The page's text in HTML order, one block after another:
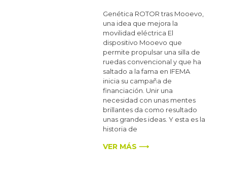
Genética ROTOR tras Mooevo,
una idea que mejora la
movilidad eléctrica El
dispositivo Mooevo que
permite propulsar una silla de
ruedas convencional y que ha
saltado a la fama en IFEMA
inicia su campaña de
financiación. Unir una
necesidad con unas mentes
brillantes da como resultado
unas grandes ideas. Y esta es la
historia de
VER MÁS ⟶